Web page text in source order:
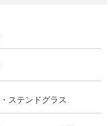
・ステンドグラス